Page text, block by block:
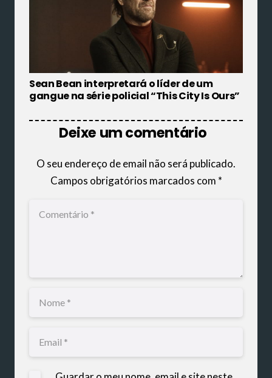
Sean Bean interpretará o líder de um
gangue na série policial “This City Is Ours”
Deixe um comentário
O seu endereço de email não será publicado.
Campos obrigatórios marcados com *